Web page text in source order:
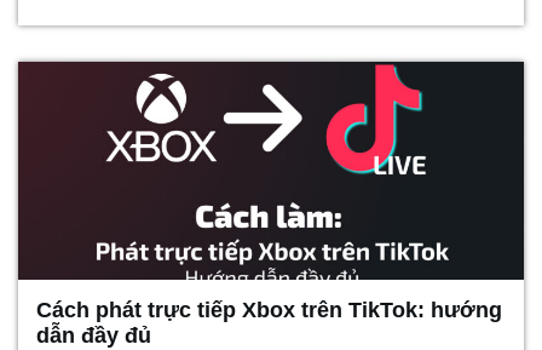
Cách phát trực tiếp Xbox trên TikTok: hướng
dẫn đầy đủ